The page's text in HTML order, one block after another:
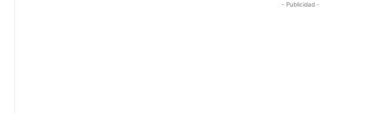
- Publicidad -